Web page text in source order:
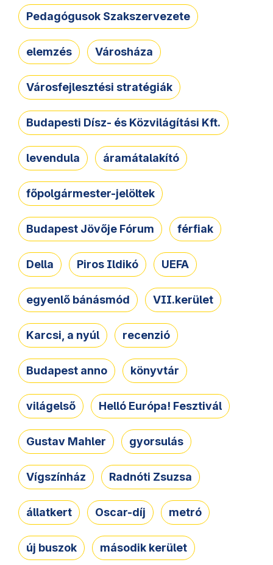
Pedagógusok Szakszervezete
elemzés Városháza
Városfejlesztési stratégiák
Budapesti Dísz- és Közvilágítási Kft.
levendula áramátalakító
főpolgármester-jelöltek
Budapest Jövője Fórum férfiak
Della Piros Ildikó UEFA
egyenlő bánásmód VII.kerület
Karcsi, a nyúl recenzió
Budapest anno könyvtár
világelső Helló Európa! Fesztivál
Gustav Mahler gyorsulás
Vígszínház Radnóti Zsuzsa
állatkert Oscar-díj metró
új buszok második kerület